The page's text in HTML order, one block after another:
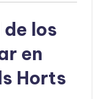
los
en
Horts